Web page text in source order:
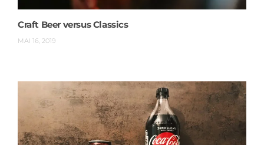
Craft Beer versus Classics
MAI 16, 2019